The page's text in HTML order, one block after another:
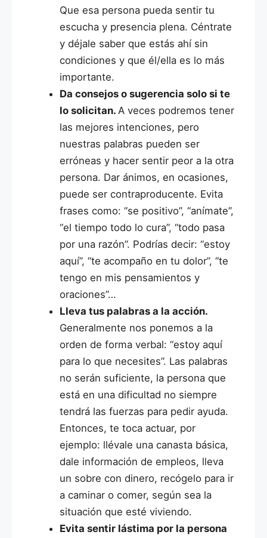
Que esa persona pueda sentir tu
escucha y presencia plena. Céntrate
y déjale saber que estás ahí sin
condiciones y que él/ella es lo más
importante.
Da consejos o sugerencia solo si te
lo solicitan. A veces podremos tener
las mejores intenciones, pero
nuestras palabras pueden ser
erróneas y hacer sentir peor a la otra
persona. Dar ánimos, en ocasiones,
puede ser contraproducente. Evita
frases como: “se positivo”, “anímate”,
“el tiempo todo lo cura”, “todo pasa
por una razón”. Podrías decir: “estoy
aquí”, “te acompaño en tu dolor”, “te
tengo en mis pensamientos y
oraciones”…
Lleva tus palabras a la acción.
Generalmente nos ponemos a la
orden de forma verbal: “estoy aquí
para lo que necesites”. Las palabras
no serán suficiente, la persona que
está en una dificultad no siempre
tendrá las fuerzas para pedir ayuda.
Entonces, te toca actuar, por
ejemplo: llévale una canasta básica,
dale información de empleos, lleva
un sobre con dinero, recógelo para ir
a caminar o comer, según sea la
situación que esté viviendo.
Evita sentir lástima por la persona